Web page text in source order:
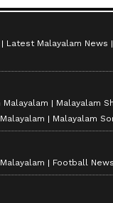
Latest Malayalam News
Malayalam
Malayalam
Football